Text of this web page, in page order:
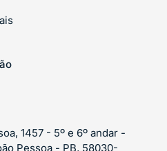
1457 - 5º e 6º andar -
Pessoa - PB, 58030-